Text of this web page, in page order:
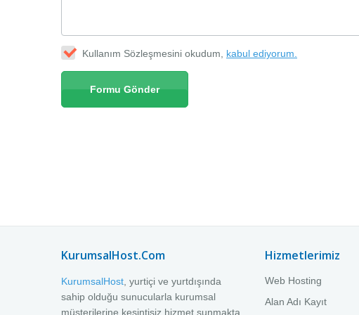
Kullanım Sözleşmesini okudum, kabul ediyorum.
KurumsalHost.Com
KurumsalHost , yurtiçi ve yurtdışında
sahip olduğu sunucularla kurumsal
müşterilerine kesintisiz hizmet sunmakta,
Hizmetlerimiz
Web Hosting
Alan Adı Kayıt